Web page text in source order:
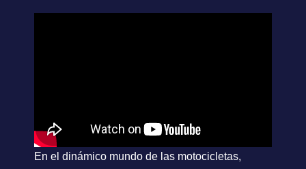
En el dinámico mundo de las motocicletas,